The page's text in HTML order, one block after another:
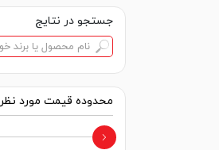
جستجو در نتایج
محدوده قیمت مورد نظر